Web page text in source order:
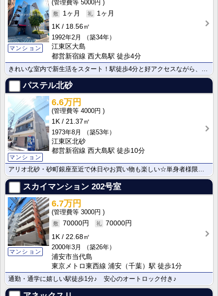
マンション
5000円
1ヶ月
1ヶ月
1K
18.56㎡
1992年2月
（築34年）
江東区大島
都営新宿線 西大島駅 徒歩4分
パステル北砂
マンション
6.6万円
4000円
1K
21.37㎡
1973年8月
（築53年）
江東区北砂
都営新宿線 西大島駅 徒歩10分
アリオ北砂・砂町銀座至近で休日やお買い物も楽しい☆単身者様限定！最上階☆バストイレ別♪
スカイマンション 202号室
マンション
6.7万円
3000円
70000円
70000円
1K
22.68㎡
2000年3月
（築26年）
浦安市当代島
東京メトロ東西線 浦安（千葉）駅 徒歩1分
通勤・通学に嬉しい駅徒歩1分♪ 安心のオートロック付き♪